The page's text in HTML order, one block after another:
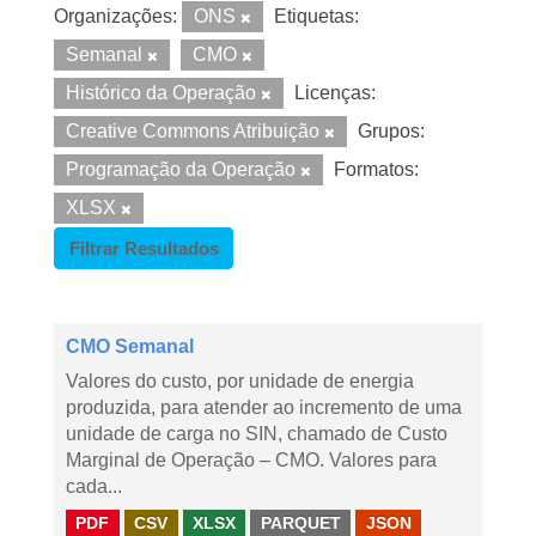
Organizações: ONS
Etiquetas:
Semanal
CMO
Histórico da Operação
Licenças:
Creative Commons Atribuição
Grupos:
Programação da Operação
Formatos:
XLSX
Filtrar Resultados
CMO Semanal
Valores do custo, por unidade de energia
produzida, para atender ao incremento de uma
unidade de carga no SIN, chamado de Custo
Marginal de Operação – CMO. Valores para
cada...
PDF CSV XLSX PARQUET JSON